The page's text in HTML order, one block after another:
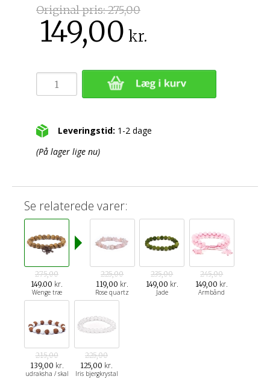
Original pris:275,00
149,00 kr.
Leveringstid: 1-2 dage
(På lager lige nu)
Se relaterede varer:
275,00
149.00 kr.
Wenge træ
225,00
119,00 kr.
Rose quartz
235,00
149,00 kr.
Jade
245,00
149,00 kr.
Armbånd
215,00
139,00 kr.
udraksha / skal
225,00
125,00 kr.
Iris bjergkrystal